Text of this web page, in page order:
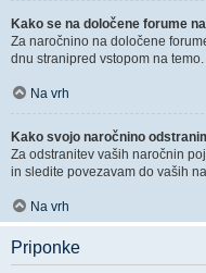
Kako se na določene forume
Za naročnino na določene
dnu stranipred vstopom na temo.
Na vrh
Kako svojo naročnino
Za odstranitev vaših naročnin
in sledite povezavam do vaših
Na vrh
Priponke